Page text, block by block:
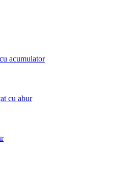
acumulator
cu abur